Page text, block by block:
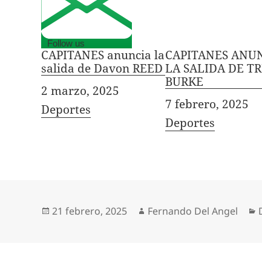
Follow us
CAPITANES anuncia la
salida de Davon REED
Fecha
2 marzo, 2025
In relation to
Deportes
CAPITANES
LA SALIDA DE
BURKE
Fecha
7 febrero, 2025
In relation to
Deportes
Publicado
21 febrero, 2025 Autor
Fernando Del Angel